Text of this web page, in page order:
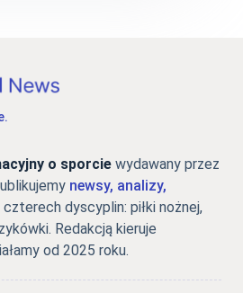
o sporcie wydawany przez
newsy, analizy,
czterech dyscyplin: piłki nożnej,
Redakcją kieruje
od 2025 roku.